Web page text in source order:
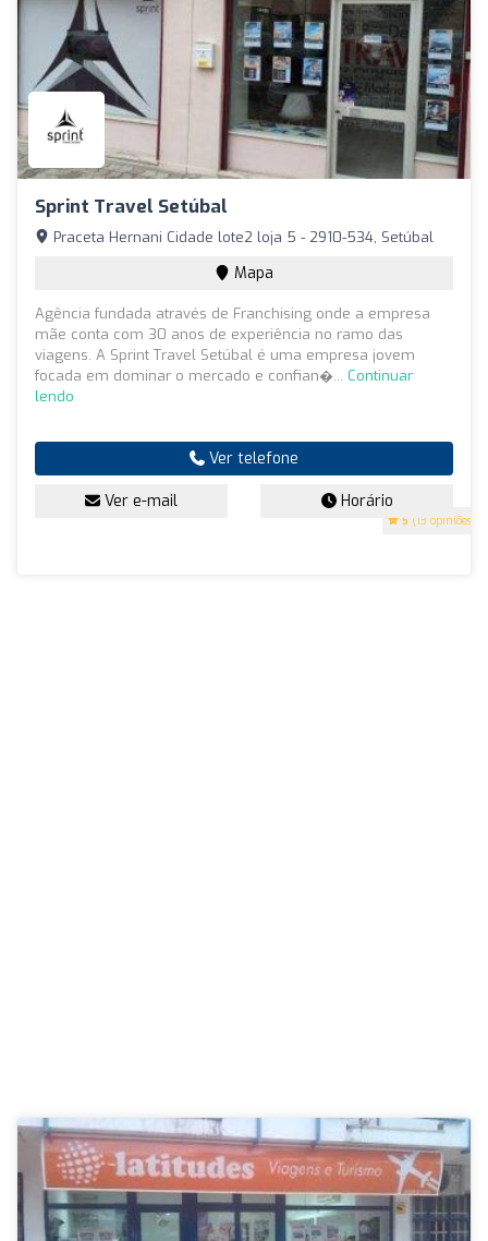
Sprint Travel Setúbal
5 (13 opiniões)
Praceta Hernani Cidade lote2 loja 5 - 2910-534, Setúbal
Mapa
Agência fundada através de Franchising onde a empresa
mãe conta com 30 anos de experiência no ramo das
viagens. A Sprint Travel Setúbal é uma empresa jovem
focada em dominar o mercado e confian�... Continuar
lendo
Ver telefone
Ver e-mail Horário